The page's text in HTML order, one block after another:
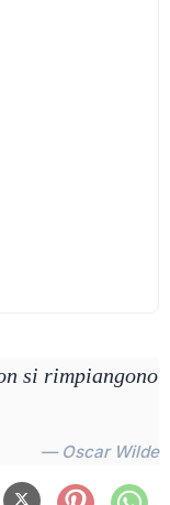
si rimpiangono
— Oscar Wilde